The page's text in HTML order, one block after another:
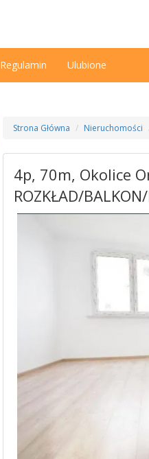
Regulamin Ulubione
Strona Główna Nieruchomości
4p, 70m, Okolice
ROZKŁAD/